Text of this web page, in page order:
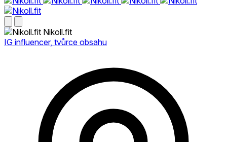
Nikoll.fit
IG influencer, tvůrce obsahu